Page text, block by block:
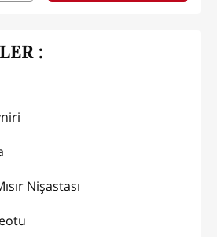
:
Nişastası